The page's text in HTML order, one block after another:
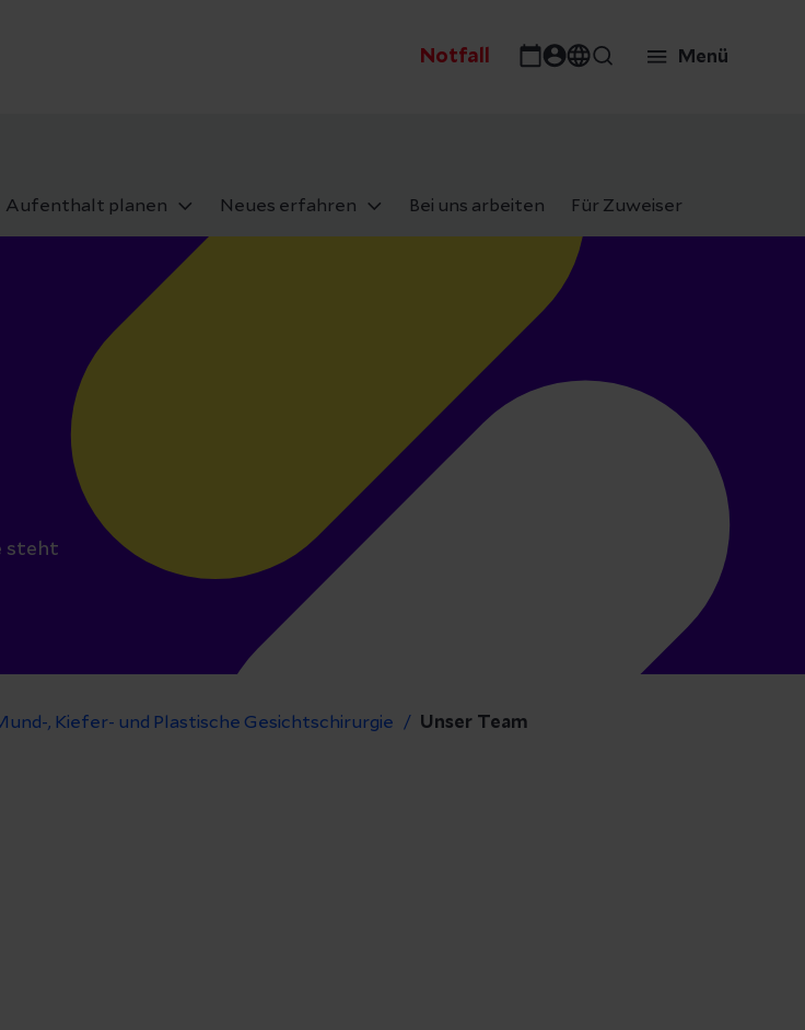
Notfall Menü
Aufenthalt planen Neues erfahren Bei uns arbeiten Für Zuweiser
steht
, Kiefer- und Plastische Gesichtschirurgie Unser Team